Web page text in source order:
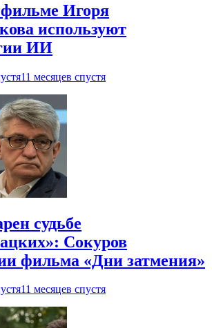
Игоря
используют
ИИ
11 месяцев спустя
судьбе
Сокуров
фильма «Дни затмения»
11 месяцев спустя